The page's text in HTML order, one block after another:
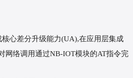
心差分升级能力(UA),在应用层集成
网络调用通过NB-IOT模块的AT指令完